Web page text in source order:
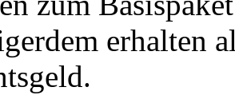
erhalten